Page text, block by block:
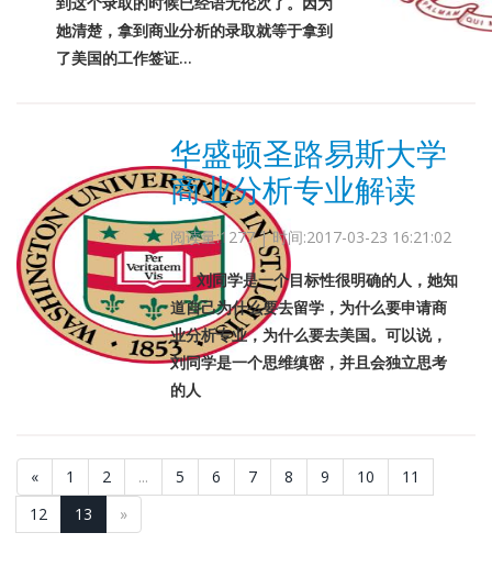
她清楚，拿到商业分析的录取就等于拿到
了美国的工作签证...
华盛顿圣路易斯大学
商业分析专业解读
阅读量:1277 | 时间:2017-03-23 16:21:02
刘同学是一个目标性很明确的人，她知
道自己为什么要去留学，为什么要申请商
业分析专业，为什么要去美国。可以说，
刘同学是一个思维缜密，并且会独立思考
的人
« 1 2 ... 5 6 7 8 9 10
11
12
13 »